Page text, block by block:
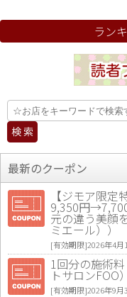
ラン
最新のクーポン
【ジモア限
9,350円
元の違う美顔
ミエール））
[有効期限]2026年4月
1回分の施術
トサロンFOO）
[有効期限]2026年9月